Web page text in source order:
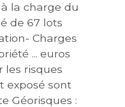
la charge du
de 67 lots
Charges
... euros
les risques
exposé sont
Géorisques :